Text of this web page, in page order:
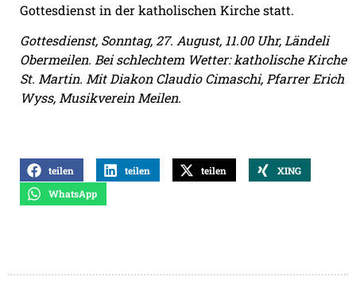
Gottesdienst in der katholischen Kirche statt.
Gottesdienst, Sonntag, 27. August, 11.00 Uhr, Ländeli
Obermeilen. Bei schlechtem Wetter: katholische Kirche
St. Martin. Mit Diakon Claudio Cimaschi, Pfarrer Erich
Wyss, Musikverein Meilen.
teilen teilen teilen
XING
WhatsApp